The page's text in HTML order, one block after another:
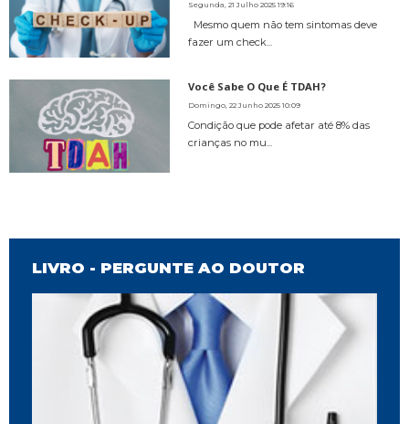
Segunda, 21 Julho 2025 19:16
Mesmo quem não tem sintomas deve
fazer um check...
Você Sabe O Que É TDAH?
Domingo, 22 Junho 2025 10:09
Condição que pode afetar até 8% das
crianças no mu...
LIVRO - PERGUNTE AO DOUTOR